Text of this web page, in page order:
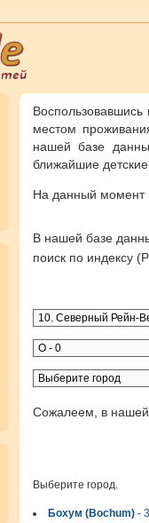
местом
нашей базе
ближайшие
На данный
В нашей базе
поиск по индексу
Сожалеем, в нашей
Выберите город.
Бохум (Bochum) - 3